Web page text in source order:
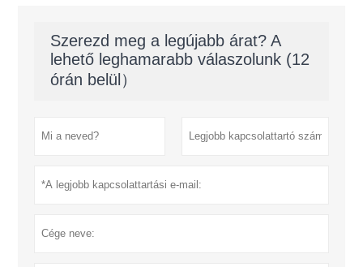
Szerezd meg a legújabb árat? A
lehető leghamarabb válaszolunk (12
órán belül）